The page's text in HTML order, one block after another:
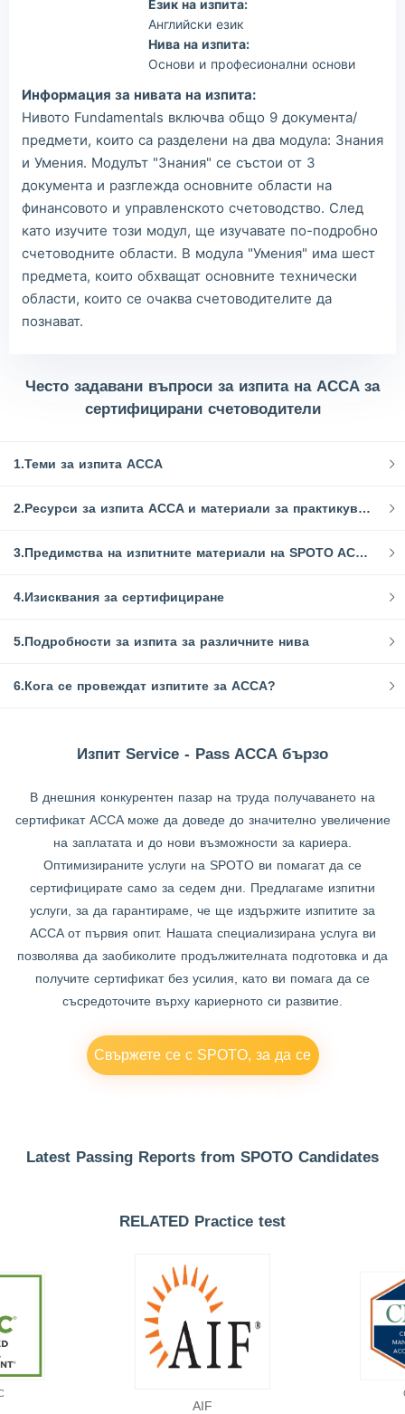
Език на изпита:
Английски език
Нива на изпита:
Основи и професионални основи
Информация за нивата на изпита:
Нивото Fundamentals включва общо 9 документа/
предмети, които са разделени на два модула: Знания
и Умения. Модулът "Знания" се състои от 3
документа и разглежда основните области на
финансовото и управленското счетоводство. След
като изучите този модул, ще изучавате по-подробно
счетоводните области. В модула "Умения" има шест
предмета, които обхващат основните технически
области, които се очаква счетоводителите да
познават.
Често задавани въпроси за изпита на ACCA за
сертифицирани счетоводители
1.Теми за изпита ACCA
2.Ресурси за изпита ACCA и материали за практикуване
3.Предимства на изпитните материали на SPOTO ACCA
4.Изисквания за сертифициране
5.Подробности за изпита за различните нива
6.Кога се провеждат изпитите за ACCA?
Изпит Service - Pass ACCA бързо
В днешния конкурентен пазар на труда получаването на
сертификат ACCA може да доведе до значително увеличение
на заплатата и до нови възможности за кариера.
Оптимизираните услуги на SPOTO ви помагат да се
сертифицирате само за седем дни. Предлагаме изпитни
услуги, за да гарантираме, че ще издържите изпитите за
ACCA от първия опит. Нашата специализирана услуга ви
позволява да заобиколите продължителната подготовка и да
получите сертификат без усилия, като ви помага да се
съсредоточите върху кариерното си развитие.
Свържете се с SPOTO, за да се
Latest Passing Reports from SPOTO Candidates
RELATED Practice test
AIF